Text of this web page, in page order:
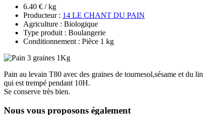
6.40 € / kg
Producteur : 14 LE CHANT DU PAIN
Agriculture : Biologique
Type produit : Boulangerie
Conditionnement : Pièce 1 kg
Pain au levain T80 avec des graines de tournesol,sésame et du lin
qui est trempé pendant 10H.
Se conserve très bien.
Nous vous proposons également